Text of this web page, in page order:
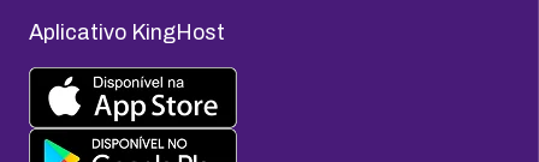
Aplicativo KingHost